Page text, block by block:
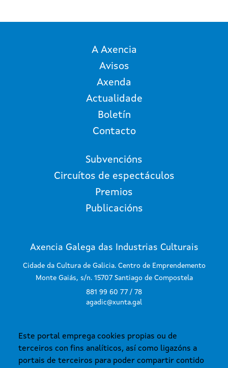
Este portal emprega cookies propias ou de
terceiros con fins analíticos, así como ligazóns a
portais de terceiros para poder compartir contido
A Axencia
Avisos
Axenda
Actualidade
Boletín
Contacto
Subvencións
Circuítos de espectáculos
Premios
Publicacións
Axencia Galega das Industrias Culturais
Cidade da Cultura de Galicia. Centro de Emprendemento
Monte Gaiás, s/n. 15707 Santiago de Compostela
881 99 60 77 / 78
agadic@xunta.gal
SUBSCRÍBETE AO BOLETÍN